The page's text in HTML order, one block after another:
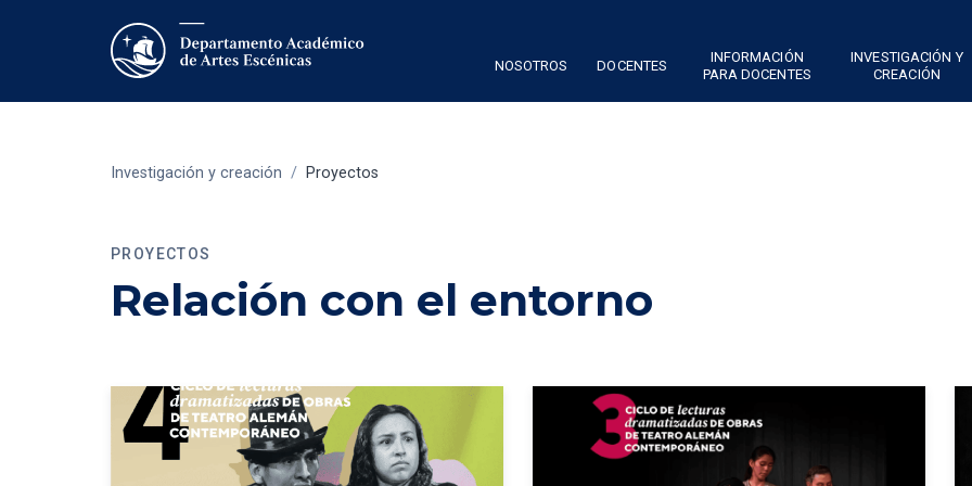
NOSOTROS DOCENTES
INFORMACIÓN
PARA DOCENTES
INVESTIGACIÓN Y
CREACIÓN
Investigación y creación / Proyectos
PROYECTOS
Relación con el entorno